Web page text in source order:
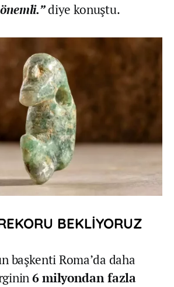
diye konuştu.
BEKLİYORUZ
başkenti Roma’da daha
6 milyondan fazla